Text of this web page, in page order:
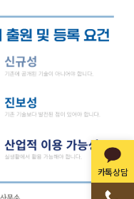
카톡상담